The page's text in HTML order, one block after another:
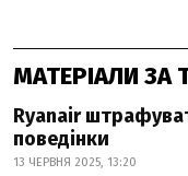
МАТЕРІАЛИ
Ryanair
поведінки
13 ЧЕРВНЯ 2025, 13:20